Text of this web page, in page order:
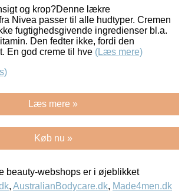
og krop?Denne lækre
Nivea passer til alle hudtyper. Cremen
fugtighedsgivende ingredienser bl.a.
Den fedter ikke, fordi den
En god creme til hve (Læs mere)
Læs mere »
Køb nu »
beauty-webshops er i øjeblikket
, AustralianBodycare.dk, Made4men.dk